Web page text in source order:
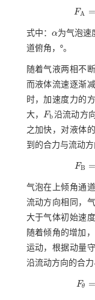
FA =
FA= Fdc
式中： α
α 为气泡速
道俯角，°。
随着气液两相不
而液体流速逐渐
时，加速度力的
大，Fb
Fb 沿流动方
之加快，对液体
到的合力与流动
FB =
FB= Fbs
气泡在上倾角通
流动方向相同，
大于气体初始速
随着倾角的增加，
运动，根据动量
沿流动方向的合
Fθ =
Fθ= Fd